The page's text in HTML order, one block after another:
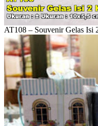
AT108 – Souvenir Gelas Isi